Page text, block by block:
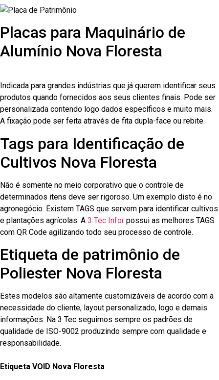
Placas para Maquinário de
Alumínio Nova Floresta
Indicada para grandes indústrias que já querem identificar seus
produtos quando fornecidos aos seus clientes finais. Pode ser
personalizada contendo logo dados específicos e muito mais.
A fixação pode ser feita através de fita dupla-face ou rebite.
Tags para Identificação de
Cultivos Nova Floresta
Não é somente no meio corporativo que o controle de
determinados itens deve ser rigoroso. Um exemplo disto é no
agronegócio. Existem TAGS que servem para identificar cultivos
e plantações agrícolas. A 3 Tec Infor possui as melhores TAGS
com QR Code agilizando todo seu processo de controle.
Etiqueta de patrimônio de
Poliester Nova Floresta
Estes modelos são altamente customizáveis de acordo com a
necessidade do cliente, layout personalizado, logo e demais
informações. Na 3 Tec seguimos sempre os padrões de
qualidade de ISO-9002 produzindo sempre com qualidade e
responsabilidade.
Etiqueta VOID Nova Floresta